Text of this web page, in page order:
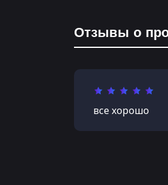
Отзывы о
все хорошо